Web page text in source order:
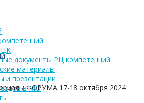
ФОРУМА 17-18 октября 2024
документы РЦ компетенций
материалы
и презентации
в МО